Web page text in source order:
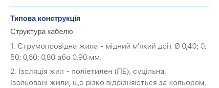
Типова конструкція
Структура кабелю
1. Струмопровідна жила - мідний м'який дріт Ø 0,40; 0,
50; 0,60; 0,80 або 0,90 мм.
2. Ізоляція жил - поліетилен (ПЕ), суцільна.
Ізольовані жили, що різко відрізняються за кольором,